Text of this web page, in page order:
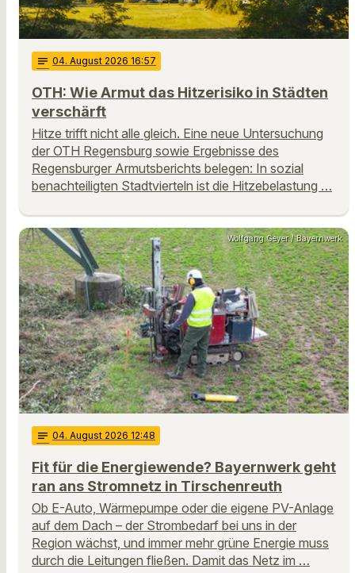
notes 04. August 2026 16:57
OTH: Wie Armut das Hitzerisiko in Städten
verschärft
Hitze trifft nicht alle gleich. Eine neue Untersuchung
der OTH Regensburg sowie Ergebnisse des
Regensburger Armutsberichts belegen: In sozial
benachteiligten Stadtvierteln ist die Hitzebelastung …
Wolfgang Geyer / Bayernwerk
notes 04. August 2026 12:48
Fit für die Energiewende? Bayernwerk geht
ran ans Stromnetz in Tirschenreuth
Ob E-Auto, Wärmepumpe oder die eigene PV-Anlage
auf dem Dach – der Strombedarf bei uns in der
Region wächst, und immer mehr grüne Energie muss
durch die Leitungen fließen. Damit das Netz im …